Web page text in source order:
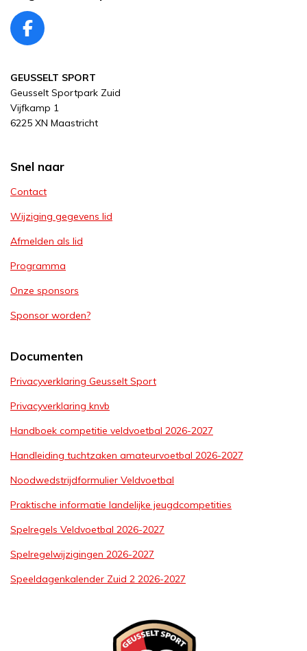
F
e
b
o
GEUSSELT SPORT
Geusselt Sportpark Zuid
Vijfkamp 1
6225 XN Maastricht
Snel naar
Contact
Wijziging gegevens lid
Afmelden als lid
Programma
Onze sponsors
Sponsor worden?
Documenten
Privacyverklaring Geusselt Sport
Privacyverklaring knvb
Handboek competitie veldvoetbal 2026-2027
Handleiding tuchtzaken amateurvoetbal 2026-2027
Noodwedstrijdformulier Veldvoetbal
Praktische informatie landelijke jeugdcompetities
Spelregels Veldvoetbal 2026-2027
Spelregelwijzigingen 2026-2027
Speeldagenkalender Zuid 2 2026-2027